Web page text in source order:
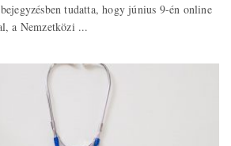
tudatta, hogy június 9-én online
a Nemzetközi ...